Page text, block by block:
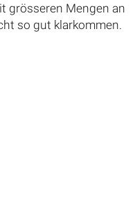
grösseren Mengen an
so gut klarkommen.